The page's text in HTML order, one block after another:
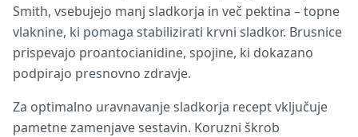
Smith, vsebujejo manj sladkorja in več pektina – topne
vlaknine, ki pomaga stabilizirati krvni sladkor. Brusnice
prispevajo proantocianidine, spojine, ki dokazano
podpirajo presnovno zdravje.
Za optimalno uravnavanje sladkorja recept vključuje
pametne zamenjave sestavin. Koruzni škrob